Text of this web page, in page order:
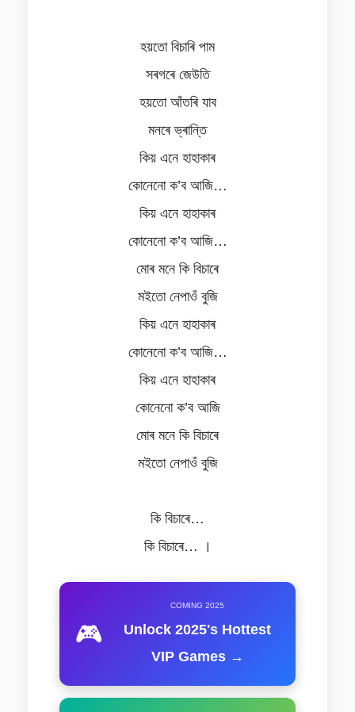
হয়তো বিচাৰি পাম
সৰগৰে জেউতি
হয়তো আঁতৰি যাব
মনৰে ভ্ৰান্তি
কিয় এনে হাহাকাৰ
কোনেনো ক’ব আজি…
কিয় এনে হাহাকাৰ
কোনেনো ক’ব আজি…
মোৰ মনে কি বিচাৰে
মইতো নেপাওঁ বুজি
কিয় এনে হাহাকাৰ
কোনেনো ক’ব আজি…
কিয় এনে হাহাকাৰ
কোনেনো ক’ব আজি
মোৰ মনে কি বিচাৰে
মইতো নেপাওঁ বুজি
কি বিচাৰে…
কি বিচাৰে… ।
🎮
COMING 2025
Unlock 2025's Hottest
VIP Games →